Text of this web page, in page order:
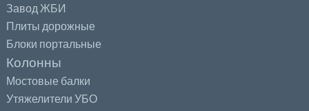
Завод ЖБИ
Плиты дорожные
Блоки портальные
Колонны
Мостовые балки
Утяжелители УБО